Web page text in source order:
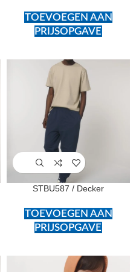
TOEVOEGEN AAN
PRIJSOPGAVE
STBU587 / Decker
TOEVOEGEN AAN
PRIJSOPGAVE